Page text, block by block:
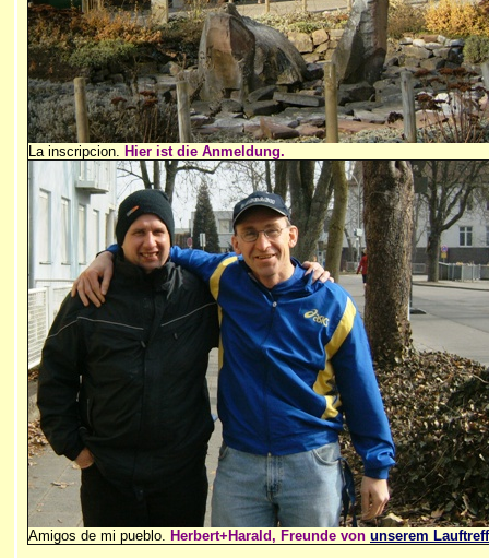
La inscripcion. Hier ist die Anmeldung.
Amigos de mi pueblo. Herbert+Harald, Freunde von unserem Lauftreff